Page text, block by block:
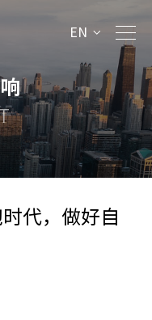
EN
代，做好自